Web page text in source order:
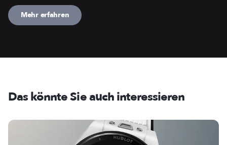
Mehr erfahren
Das könnte Sie auch interessieren